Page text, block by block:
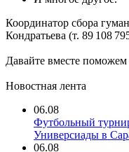
Координатор сбора
Кондратьева (т. 89 108
Давайте вместе
Новостная лента
06.08
Футбольный
Универсиады в
06.08